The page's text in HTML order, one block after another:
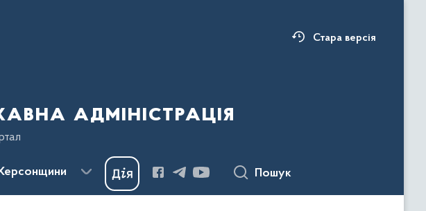
Стара версія
адміністрація
Пошук